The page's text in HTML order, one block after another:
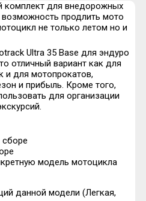
комплект для внедорожных
продлить мото
не только летом но и
Ultra 35 Base для эндуро
отличный вариант как для
и для мотопрокатов,
и прибыль. Кроме того,
для организации
сборе
модель мотоцикла
данной модели (Легкая,